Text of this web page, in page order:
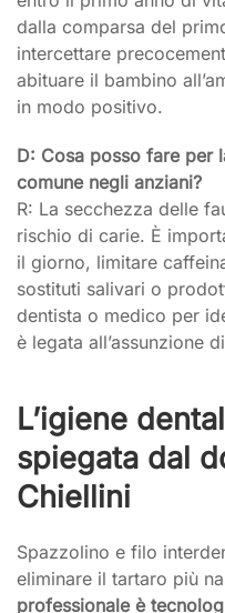
dalla comparsa del
intercettare
abituare il bambino
in modo positivo.
D: Cosa posso fare per
comune negli anziani?
R: La secchezza delle
rischio di carie. È
il giorno, limitare
sostituti salivari o
dentista o medico per
è legata all’assunzione
L’igiene
spiegata dal
Chiellini
Spazzolino e filo
eliminare il tartaro più
professionale è